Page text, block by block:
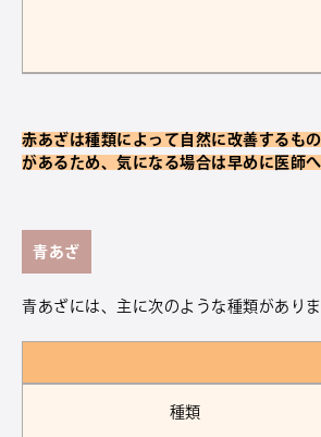
赤あざは種類によって自然に改善するも
があるため、気になる場合は早めに医師
青あざ
青あざには、主に次のような種類がありま
種類